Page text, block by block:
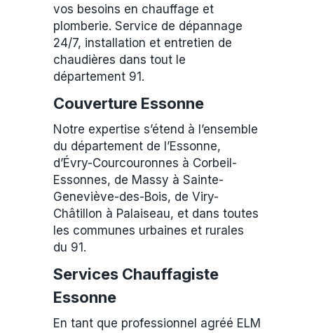
vos besoins en chauffage et
plomberie. Service de dépannage
24/7, installation et entretien de
chaudières dans tout le
département 91.
Couverture Essonne
Notre expertise s’étend à l’ensemble
du département de l’Essonne,
d’Évry-Courcouronnes à Corbeil-
Essonnes, de Massy à Sainte-
Geneviève-des-Bois, de Viry-
Châtillon à Palaiseau, et dans toutes
les communes urbaines et rurales
du 91.
Services Chauffagiste
Essonne
En tant que professionnel agréé ELM